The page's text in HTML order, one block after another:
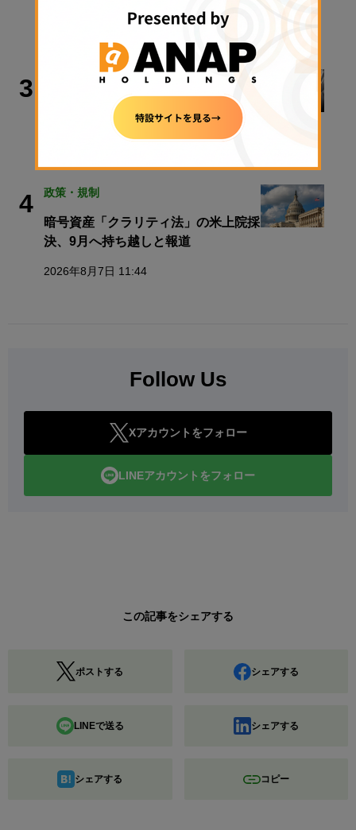
2026年8月7日 17:26
3 取材・コラム
【入門解説】ビットコインの法律が変
わる、税金も変わる
4 政策・規制
暗号資産「クラリティ法」の米上院採
決、9月へ持ち越しと報道
2026年8月7日 11:44
Follow Us
Xアカウントをフォロー
LINEアカウントをフォロー
この記事をシェアする
ポストする シェアする
LINEで送る シェアする
シェアする コピー